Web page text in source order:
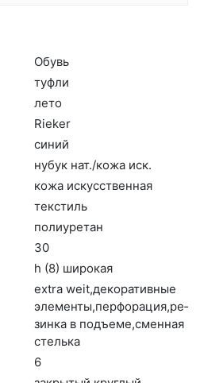
Обувь
туф­ли
ле­то
Ri­eker
си­ний
ну­бук нат./ко­жа иск.
ко­жа ис­кусс­твен­ная
текс­тиль
по­ли­уре­тан
30
h (8) ши­рокая
ext­ra we­it,де­кора­тив­ные
эле­мен­ты,пер­фо­рация,ре­
зин­ка в подъ­еме,смен­ная
стель­ка
6